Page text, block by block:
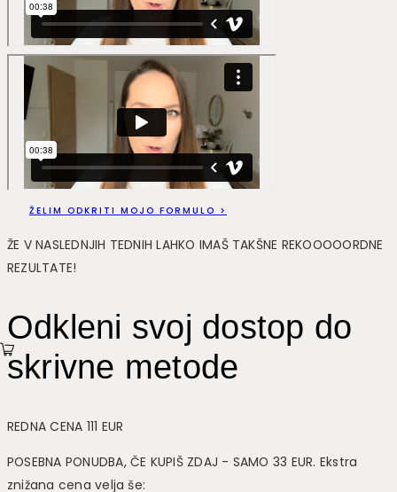
ŽELIM ODKRITI MOJO FORMULO >
ŽE V NASLEDNJIH TEDNIH LAHKO IMAŠ TAKŠNE REKOOOOORDNE
REZULTATE!
Odkleni svoj dostop do
skrivne metode
REDNA CENA 111 EUR
POSEBNA PONUDBA, ČE KUPIŠ ZDAJ - SAMO 33 EUR. Ekstra
znižana cena velja še: